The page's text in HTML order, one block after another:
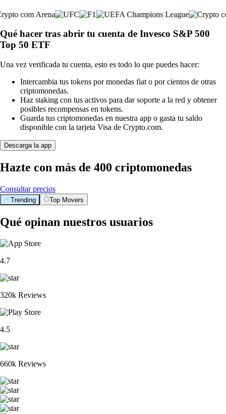
Qué hacer tras abrir tu cuenta de Invesco S&P 500
Top 50 ETF
Una vez verificada tu cuenta, esto es todo lo que puedes hacer:
Intercambia tus tokens por monedas fiat o por cientos de otras
criptomonedas.
Haz staking con tus activos para dar soporte a la red y obtener
posibles recompensas en tokens.
Guarda tus criptomonedas en nuestra app o gasta tu saldo
disponible con la tarjeta Visa de Crypto.com.
Descarga la app
Hazte con más de 400 criptomonedas
Consultar precios
Trending Top Movers
Qué opinan nuestros usuarios
4.7
320k Reviews
4.5
660k Reviews